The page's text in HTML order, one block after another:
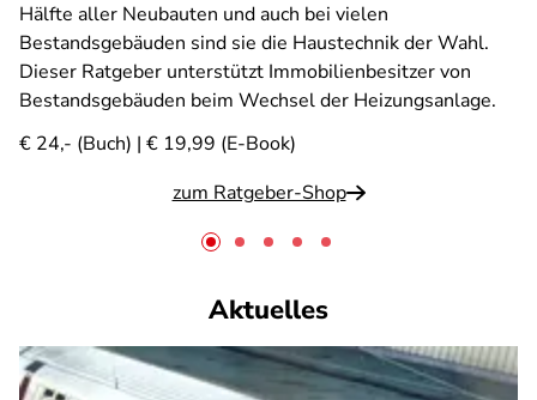
Hälfte aller Neubauten und auch bei vielen
Bestandsgebäuden sind sie die Haustechnik der Wahl.
Dieser Ratgeber unterstützt Immobilienbesitzer von
Bestandsgebäuden beim Wechsel der Heizungsanlage.
€ 24,- (Buch) | € 19,99 (E-Book)
zum Ratgeber-Shop
Aktuelles